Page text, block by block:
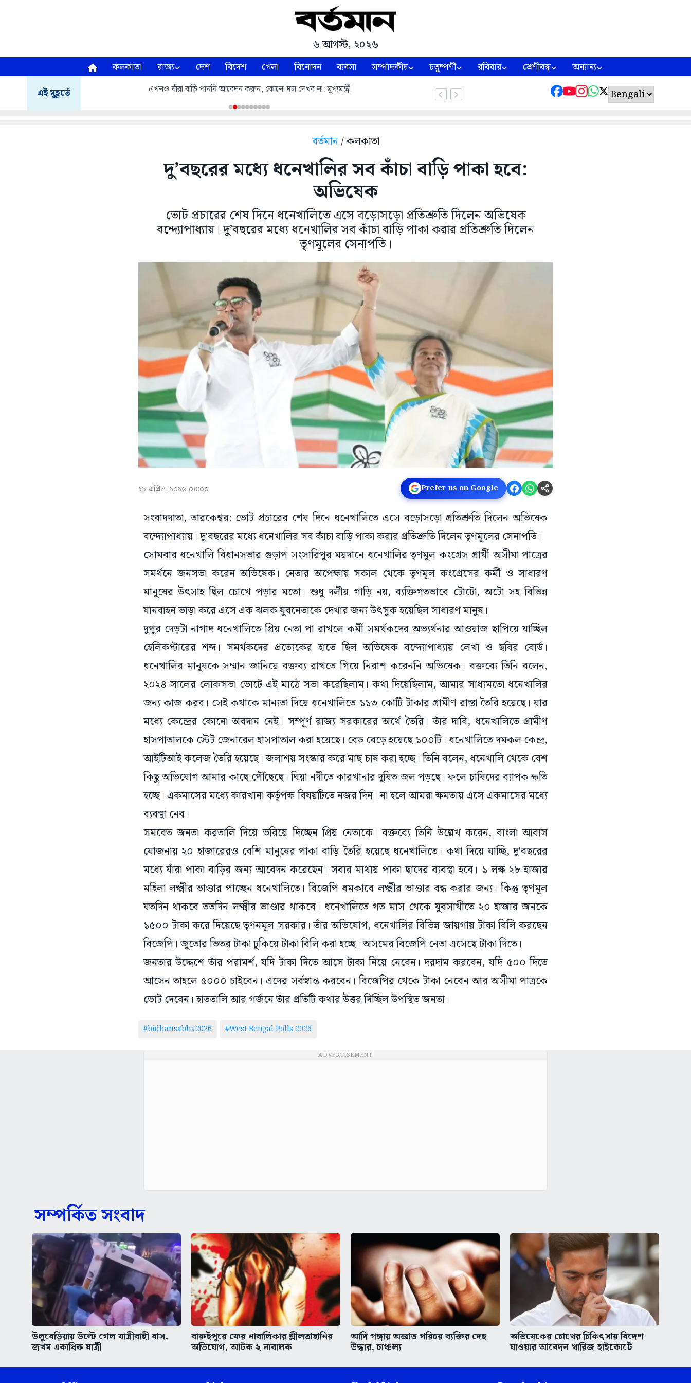
৬ আগস্ট, ২০২৬
কলকাতা রাজ্য দেশ বিদেশ খেলা বিনোদন ব্যবসা সম্পাদকীয় চতুষ্পর্ণী রবিবার শ্রেণীবদ্ধ অন্যান্য
এই মুহূর্তে এখনও যাঁরা বাড়ি পাননি আবেদন করুন, কোনো দল দেখব না: মুখ্যমন্ত্রী
বর্তমান/ কলকাতা
দু’বছরের মধ্যে ধনেখালির সব কাঁচা বাড়ি পাকা হবে:
অভিষেক
ভোট প্রচারের শেষ দিনে ধনেখালিতে এসে বড়োসড়ো প্রতিশ্রুতি দিলেন অভিষেক
বন্দ্যোপাধ্যায়। দু’বছরের মধ্যে ধনেখালির সব কাঁচা বাড়ি পাকা করার প্রতিশ্রুতি দিলেন
তৃণমূলের সেনাপতি।
২৮ এপ্রিল, ২০২৬ ০৪:০০ Prefer us on Google
সংবাদদাতা, তারকেশ্বর: ভোট প্রচারের শেষ দিনে ধনেখালিতে এসে বড়োসড়ো প্রতিশ্রুতি দিলেন অভিষেক
বন্দ্যোপাধ্যায়। দু’বছরের মধ্যে ধনেখালির সব কাঁচা বাড়ি পাকা করার প্রতিশ্রুতি দিলেন তৃণমূলের সেনাপতি।
সোমবার ধনেখালি বিধানসভার গুড়াপ সংসারিপুর ময়দানে ধনেখালির তৃণমূল কংগ্রেস প্রার্থী অসীমা পাত্রের
সমর্থনে জনসভা করেন অভিষেক। নেতার অপেক্ষায় সকাল থেকে তৃণমূল কংগ্রেসের কর্মী ও সাধারণ
মানুষের উৎসাহ ছিল চোখে পড়ার মতো। শুধু দলীয় গাড়ি নয়, ব্যক্তিগতভাবে টোটো, অটো সহ বিভিন্ন
যানবাহন ভাড়া করে এসে এক ঝলক যুবনেতাকে দেখার জন্য উৎসুক হয়েছিল সাধারণ মানুষ।
দুপুর দেড়টা নাগাদ ধনেখালিতে প্রিয় নেতা পা রাখলে কর্মী সমর্থকদের অভ্যর্থনার আওয়াজ ছাপিয়ে যাচ্ছিল
হেলিকপ্টারের শব্দ। সমর্থকদের প্রত্যেকের হাতে ছিল অভিষেক বন্দ্যোপাধ্যায় লেখা ও ছবির বোর্ড।
ধনেখালির মানুষকে সম্মান জানিয়ে বক্তব্য রাখতে গিয়ে নিরাশ করেননি অভিষেক। বক্তব্যে তিনি বলেন,
২০২৪ সালের লোকসভা ভোটে এই মাঠে সভা করেছিলাম।‌ কথা দিয়েছিলাম, আমার সাধ্যমতো ধনেখালির
জন্য কাজ করব। সেই কথাকে মান্যতা দিয়ে ধনেখালিতে ১১৩ কোটি টাকার গ্রামীণ রাস্তা তৈরি হয়েছে। যার
মধ্যে কেন্দ্রের কোনো অবদান নেই। সম্পূর্ণ রাজ্য সরকারের অর্থে তৈরি। তাঁর দাবি, ধনেখালিতে গ্ৰামীণ
হাসপাতালকে স্টেট জেনারেল হাসপাতাল করা হয়েছে। বেড বেড়ে হয়েছে ১০০টি। ধনেখালিতে দমকল কেন্দ্র,
আইটিআই কলেজ তৈরি হয়েছে। জলাশয় সংস্কার করে মাছ চাষ করা হচ্ছে। তিনি বলেন, ধনেখালি থেকে বেশ
কিছু অভিযোগ আমার কাছে পৌঁছেছে। ঘিয়া নদীতে কারখানার দূষিত জল পড়ছে। ফলে চাষিদের ব্যাপক ক্ষতি
হচ্ছে। একমাসের মধ্যে কারখানা কর্তৃপক্ষ বিষয়টিতে নজর দিন। না হলে আমরা ক্ষমতায় এসে একমাসের মধ্যে
ব্যবস্থা নেব।
সমবেত জনতা করতালি দিয়ে ভরিয়ে দিচ্ছেন প্রিয় নেতাকে। বক্তব্যে তিনি উল্লেখ করেন, বাংলা আবাস
যোজনায় ২০ হাজারেরও বেশি মানুষের পাকা বাড়ি তৈরি হয়েছে ধনেখালিতে। কথা দিয়ে যাচ্ছি, দু’বছরের
মধ্যে যাঁরা পাকা বাড়ির জন্য আবেদন করেছেন। সবার মাথায় পাকা ছাদের ব্যবস্থা হবে। ১ লক্ষ ২৮ হাজার
মহিলা লক্ষ্মীর ভাণ্ডার পাচ্ছেন ধনেখালিতে। বিজেপি ধমকাবে লক্ষ্মীর ভাণ্ডার বন্ধ করার জন‌্য। কিন্তু তৃণমূল
যতদিন থাকবে ততদিন লক্ষ্মীর ভাণ্ডার থাকবে। ধনেখালিতে গত মাস থেকে যুবসাথীতে ২০ হাজার জনকে
১৫০০ টাকা করে দিয়েছে তৃণনমূল সরকার। তাঁর অভিযোগ, ধনেখালির বিভিন্ন জায়গায় টাকা বিলি করছেন
বিজেপি। জুতোর ভিতর টাকা ঢুকিয়ে টাকা বিলি করা হচ্ছে। অসমের বিজেপি নেতা এসেছে টাকা দিতে।
জনতার উদ্দেশে তাঁর পরামর্শ, যদি টাকা দিতে আসে টাকা নিয়ে নেবেন। দরদাম করবেন, যদি ৫০০ দিতে
আসেন তাহলে ৫০০০ চাইবেন। এদের সর্বস্বান্ত করবেন। বিজেপির থেকে টাকা নেবেন আর অসীমা পাত্রকে
ভোট দেবেন। হাততালি আর গর্জনে তাঁর প্রতিটি কথার উত্তর দিচ্ছিল উপস্থিত জনতা।
#bidhansabha2026 #West Bengal Polls 2026
ADVERTISEMENT
সম্পর্কিত সংবাদ
উলুবেড়িয়ায় উল্টে গেল যাত্রীবাহী বাস,
জখম একাধিক যাত্রী
বারুইপুরে ফের নাবালিকার শ্লীলতাহানির
অভিযোগ, আটক ২ নাবালক
আদি গঙ্গায় অজ্ঞাত পরিচয় ব্যক্তির দেহ
উদ্ধার, চাঞ্চল্য
অভিষেকের চোখের চিকিৎসায় বিদেশ
যাওয়ার আবেদন খারিজ হাইকোর্টে